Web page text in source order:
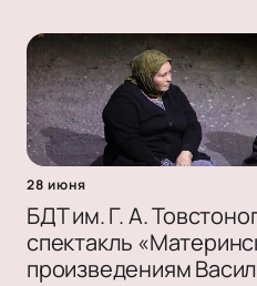
28 июня
БДТ им. Г. А.
спектакль
произведениям